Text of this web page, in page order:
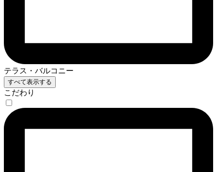
テラス・バルコニー
すべて表示する
こだわり